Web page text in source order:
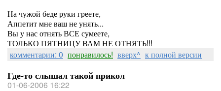
На чужой беде руки греете,
Аппетит мне ваш не унять...
Вы у нас отнять ВСЕ сумеете,
ТОЛЬКО ПЯТНИЦУ ВАМ НЕ ОТНЯТЬ!!!
комментарии: 0 понравилось! вверх^ к полной версии
Где-то слышал такой прикол
01-06-2006 16:22